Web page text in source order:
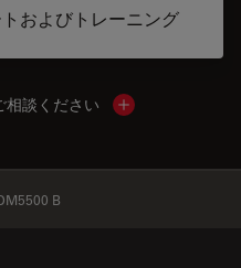
およびトレーニング
相談ください Show local
B